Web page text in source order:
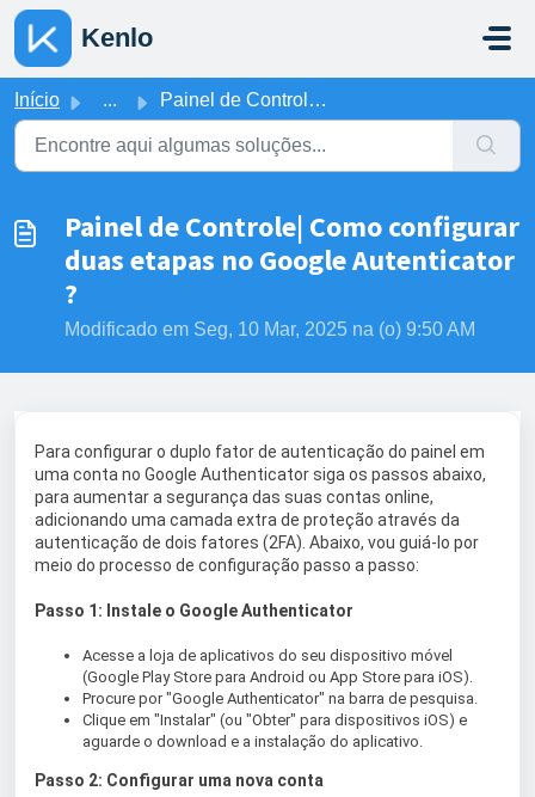
Ir para o conteúdo principal
Kenlo
Início ... Painel de Controle| Como configurar duas etapas no Google...
Painel de Controle| Como configurar
duas etapas no Google Autenticator
?
Modificado em Seg, 10 Mar, 2025 na (o) 9:50 AM
Para configurar o duplo fator de autenticação do painel em
uma conta no Google Authenticator siga os passos abaixo,
para aumentar a segurança das suas contas online,
adicionando uma camada extra de proteção através da
autenticação de dois fatores (2FA). Abaixo, vou guiá-lo por
meio do processo de configuração passo a passo:
Passo 1: Instale o Google Authenticator
Acesse a loja de aplicativos do seu dispositivo móvel
(Google Play Store para Android ou App Store para iOS).
Procure por "Google Authenticator" na barra de pesquisa.
Clique em "Instalar" (ou "Obter" para dispositivos iOS) e
aguarde o download e a instalação do aplicativo.
Passo 2: Configurar uma nova conta